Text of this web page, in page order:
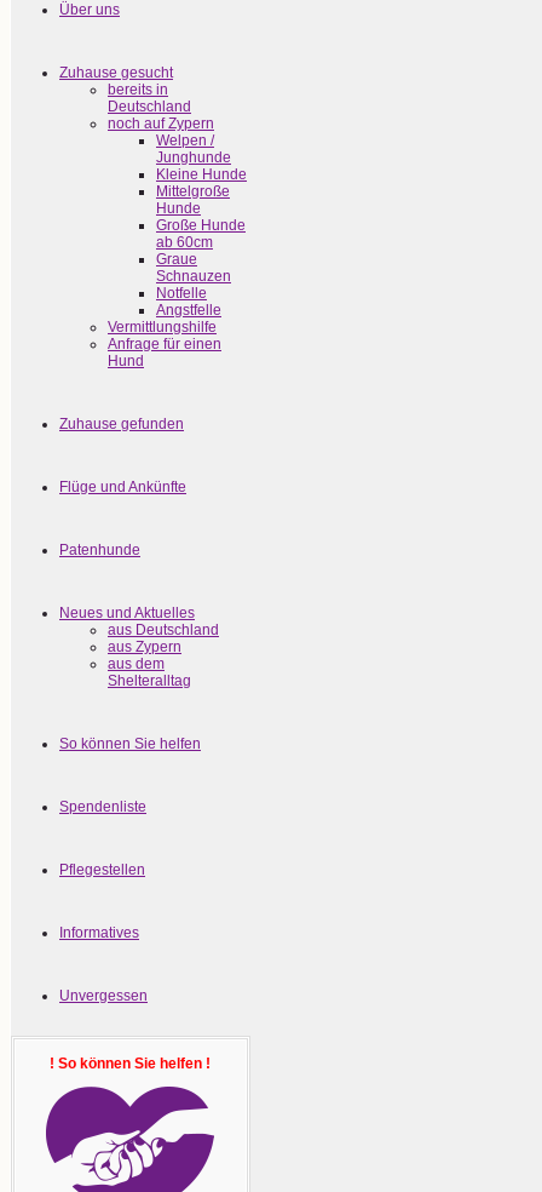
Über uns
Zuhause gesucht
bereits in
Deutschland
noch auf Zypern
Welpen /
Junghunde
Kleine Hunde
Mittelgroße
Hunde
Große Hunde
ab 60cm
Graue
Schnauzen
Notfelle
Angstfelle
Vermittlungshilfe
Anfrage für einen
Hund
Zuhause gefunden
Flüge und Ankünfte
Patenhunde
Neues und Aktuelles
aus Deutschland
aus Zypern
aus dem
Shelteralltag
So können Sie helfen
Spendenliste
Pflegestellen
Informatives
Unvergessen
! So können Sie helfen !